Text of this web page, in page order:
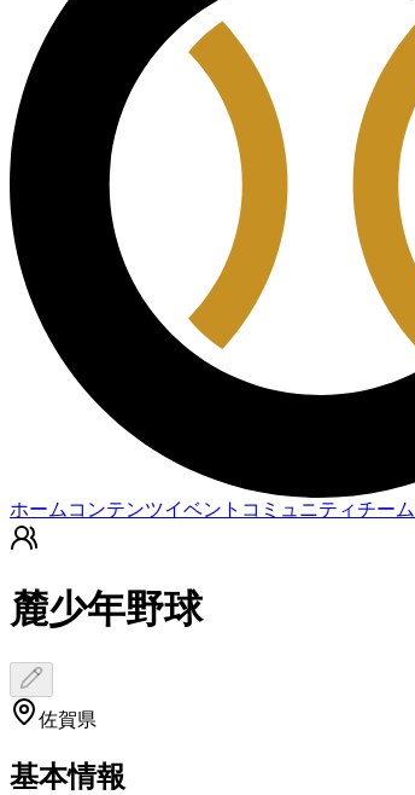
ホーム コンテンツイベント コミュニティチーム
麓少年野球
佐賀県
基本情報